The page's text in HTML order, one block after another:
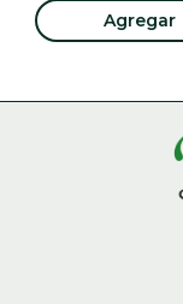
Agregar